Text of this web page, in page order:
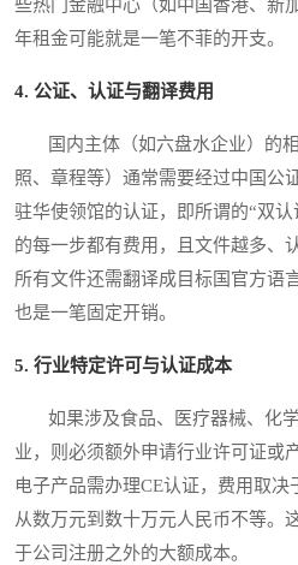
些热门金融中心（如中国香港、新
年租金可能就是一笔不菲的开支。
4. 公证、认证与翻译费用
国内主体（如六盘水企业）的相
照、章程等）通常需要经过中国公
驻华使领馆的认证，即所谓的“双
的每一步都有费用，且文件越多、
所有文件还需翻译成目标国官方语
也是一笔固定开销。
5. 行业特定许可与认证成本
如果涉及食品、医疗器械、化学
业，则必须额外申请行业许可证或
电子产品需办理CE认证，费用取
从数万元到数十万元人民币不等。
于公司注册之外的大额成本。